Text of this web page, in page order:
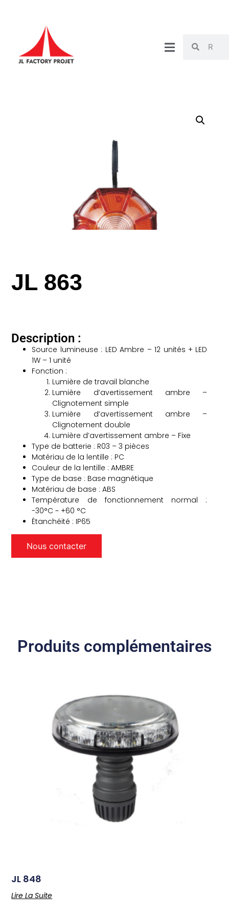
JL 863
Description :
Source lumineuse : LED Ambre – 12 unités + LED
1W – 1 unité
Fonction :
Lumière de travail blanche
Lumière d’avertissement ambre –
Clignotement simple
Lumière d’avertissement ambre –
Clignotement double
Lumière d’avertissement ambre – Fixe
Type de batterie : R03 – 3 pièces
Matériau de la lentille : PC
Couleur de la lentille : AMBRE
Type de base : Base magnétique
Matériau de base : ABS
Température de fonctionnement normal :
-30°C ~ +60 °C
Étanchéité : IP65
Nous contacter
Produits complémentaires
JL 848
Lire La Suite